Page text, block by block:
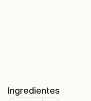
Ingredientes